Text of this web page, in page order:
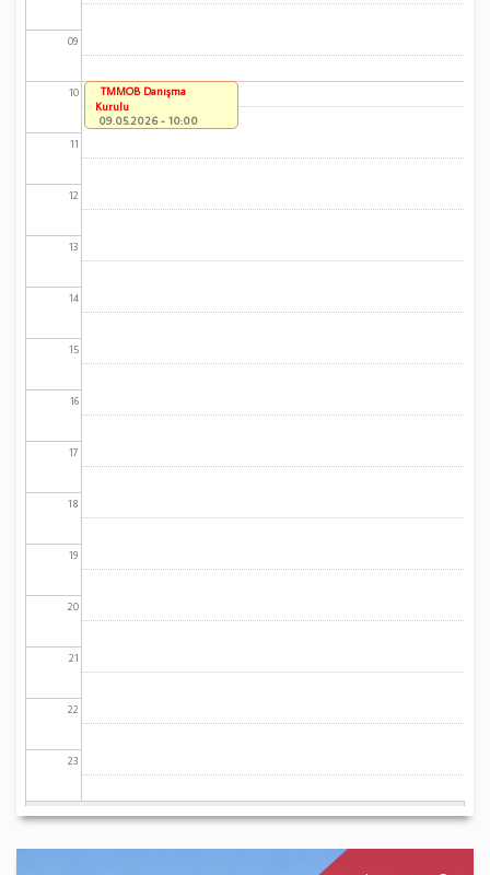
09
10
11
12
13
14
15
16
17
18
19
20
21
22
23
TMMOB Danışma
Kurulu
09.05.2026 - 10:00